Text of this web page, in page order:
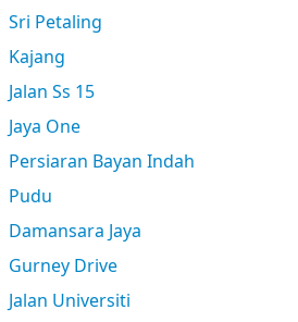
Sri Petaling
Kajang
Jalan Ss 15
Jaya One
Persiaran Bayan Indah
Pudu
Damansara Jaya
Gurney Drive
Jalan Universiti